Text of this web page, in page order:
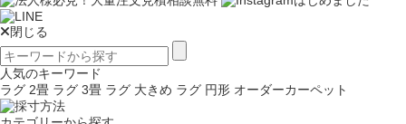
閉じる
人気のキーワード
ラグ 2畳 ラグ 3畳 ラグ 大きめ ラグ 円形 オーダーカーペット